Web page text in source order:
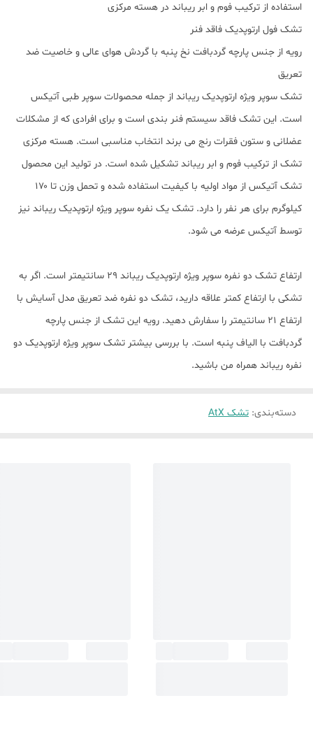
استفاده از ترکیب فوم و ابر ریباند در هسته مرکزی
تشک فول ارتوپدیک فاقد فنر
رویه از جنس پارچه گردبافت نخ پنبه با گردش هوای عالی و خاصیت ضد
تعریق
تشک سوپر ویژه ارتوپدیک ریباند از جمله محصولات سوپر طبی آتیکس
است. این تشک فاقد سیستم فنر بندی است و برای افرادی که از مشکلات
عضلانی و ستون فقرات رنج می برند انتخاب مناسبی است. هسته مرکزی
تشک از ترکیب فوم و ابر ریباند تشکیل شده است. در تولید این محصول
تشک آتیکس از مواد اولیه با کیفیت استفاده شده و تحمل وزن تا ۱۷۰
کیلوگرم برای هر نفر را دارد. تشک یک نفره سوپر ویژه ارتوپدیک ریباند نیز
توسط آتیکس عرضه می شود.
ارتفاع تشک دو نفره سوپر ویژه ارتوپدیک ریباند ۲۹ سانتیمتر است. اگر به
تشکی با ارتفاع کمتر علاقه دارید، تشک دو نفره ضد تعریق مدل آسایش با
ارتفاع ۲۱ سانتیمتر را سفارش دهید. رویه این تشک از جنس پارچه
گردبافت با الیاف پنبه است. با بررسی بیشتر تشک سوپر ویژه ارتوپدیک دو
نفره ریباند همراه من باشید.
دسته‌بندی: تشک AtX